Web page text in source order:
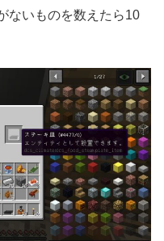
ないものを数えたら10